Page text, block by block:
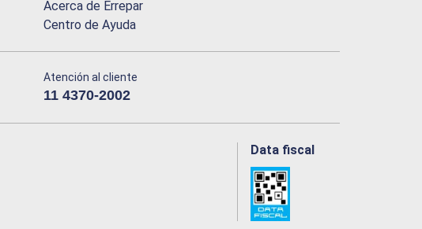
Acerca de Errepar
Centro de Ayuda
Atención al cliente
11 4370-2002
Data fiscal